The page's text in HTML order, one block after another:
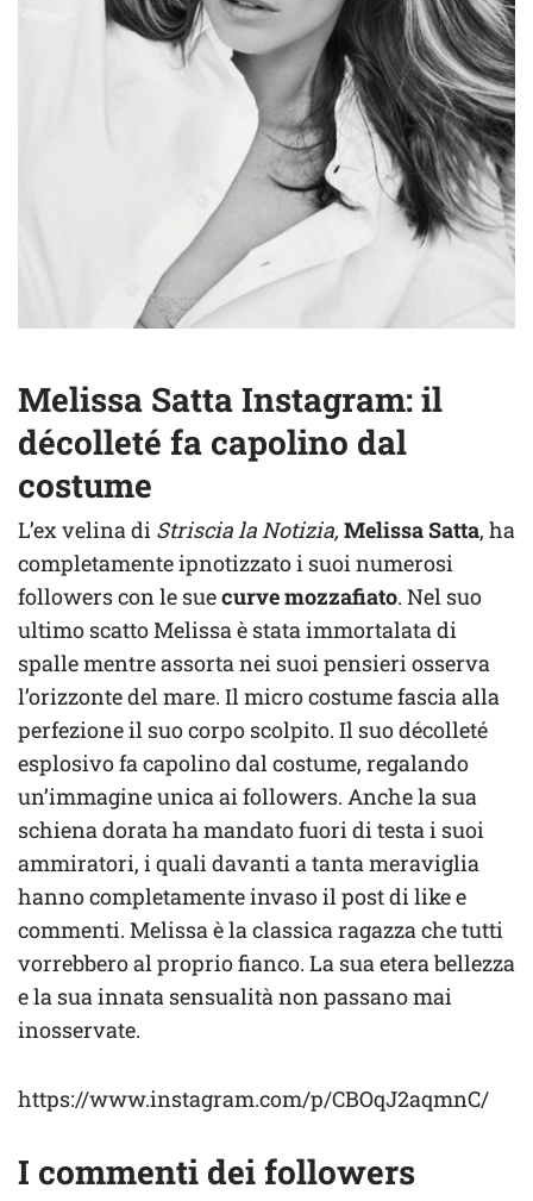
Melissa Satta Instagram: il
décolleté fa capolino dal
costume
L’ex velina di Striscia la Notizia,Melissa Satta, ha
completamente ipnotizzato i suoi numerosi
followers con le suecurve mozzafiato. Nel suo
ultimo scatto Melissa è stata immortalata di
spalle mentre assorta nei suoi pensieri osserva
l’orizzonte del mare. Il micro costume fascia alla
perfezione il suo corpo scolpito. Il suo décolleté
esplosivo fa capolino dal costume, regalando
un’immagine unica ai followers. Anche la sua
schiena dorata ha mandato fuori di testa i suoi
ammiratori, i quali davanti a tanta meraviglia
hanno completamente invaso il post di like e
commenti. Melissa è la classica ragazza che tutti
vorrebbero al proprio fianco. La sua etera bellezza
e la sua innata sensualità non passano mai
inosservate.
https://www.instagram.com/p/CBOqJ2aqmnC/
I commenti dei followers